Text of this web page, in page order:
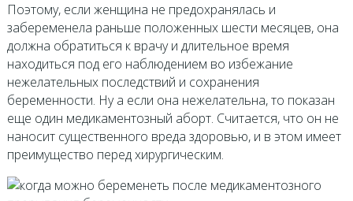
Поэтому, если женщина не предохранялась и
забеременела раньше положенных шести месяцев, она
должна обратиться к врачу и длительное время
находиться под его наблюдением во избежание
нежелательных последствий и сохранения
беременности. Ну а если она нежелательна, то показан
еще один медикаментозный аборт. Считается, что он не
наносит существенного вреда здоровью, и в этом имеет
преимущество перед хирургическим.